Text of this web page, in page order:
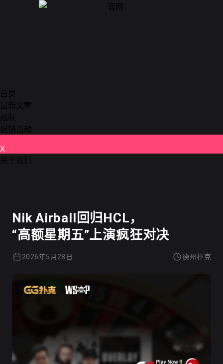
首页
最新文章
战队
促销活动
X
关于我们
Nik Airball回归HCL，
“高额星期五”上演疯狂对决
2026年5月28日 德州扑克